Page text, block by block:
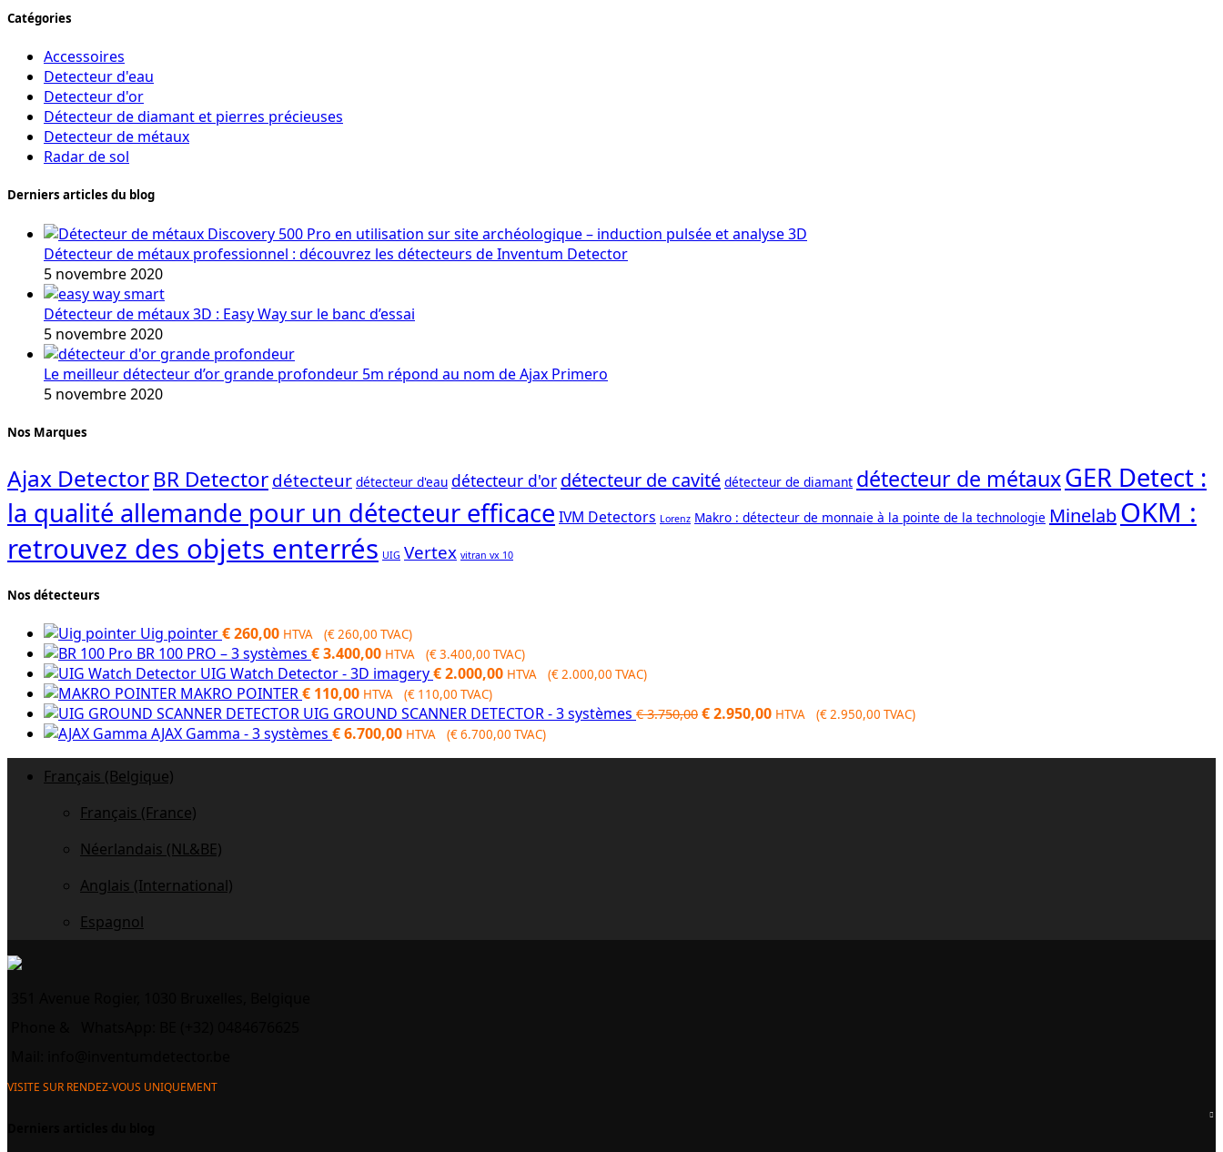
Catégories
Accessoires
Detecteur d'eau
Detecteur d'or
Détecteur de diamant et pierres précieuses
Detecteur de métaux
Radar de sol
Derniers articles du blog
Détecteur de métaux professionnel : découvrez les détecteurs de Inventum Detector
5 novembre 2020
Détecteur de métaux 3D : Easy Way sur le banc d’essai
5 novembre 2020
Le meilleur détecteur d’or grande profondeur 5m répond au nom de Ajax Primero
5 novembre 2020
Nos Marques
Ajax DetectorBR Detectordétecteur détecteur d'eau détecteur d'or détecteur de cavité détecteur de diamant détecteur de métauxGER Detect :
la qualité allemande pour un détecteur efficace IVM Detectors Lorenz Makro : détecteur de monnaie à la pointe de la technologie MinelabOKM :
retrouvez des objets enterrés UIG Vertex vitran vx 10
Nos détecteurs
Uig pointer€260,00 HTVA (€260,00 TVAC)
BR 100 PRO – 3 systèmes €3.400,00 HTVA (€3.400,00 TVAC)
UIG Watch Detector - 3D imagery€2.000,00 HTVA (€2.000,00 TVAC)
MAKRO POINTER€ 110,00 HTVA (€ 110,00 TVAC)
UIG GROUND SCANNER DETECTOR - 3 systèmes €3.750,00 Original
€2.950,00Current
HTVA (€2.950,00 TVAC)
AJAX Gamma - 3 systèmes €6.700,00 HTVA (€6.700,00 TVAC)
Français (Belgique)
Français (France)
Néerlandais (NL&BE)
Anglais (International)
Espagnol
VISITE SUR RENDEZ-VOUS UNIQUEMENT